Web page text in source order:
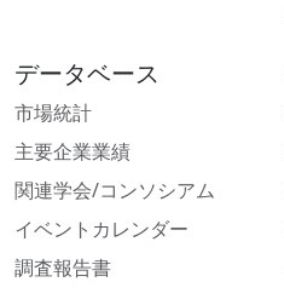
データベース
市場統計
主要企業業績
関連学会/コンソシアム
イベントカレンダー
調査報告書